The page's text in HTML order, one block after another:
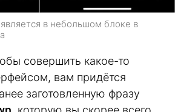
в небольшом блоке в
совершить какое-то
вам придётся
заготовленную фразу